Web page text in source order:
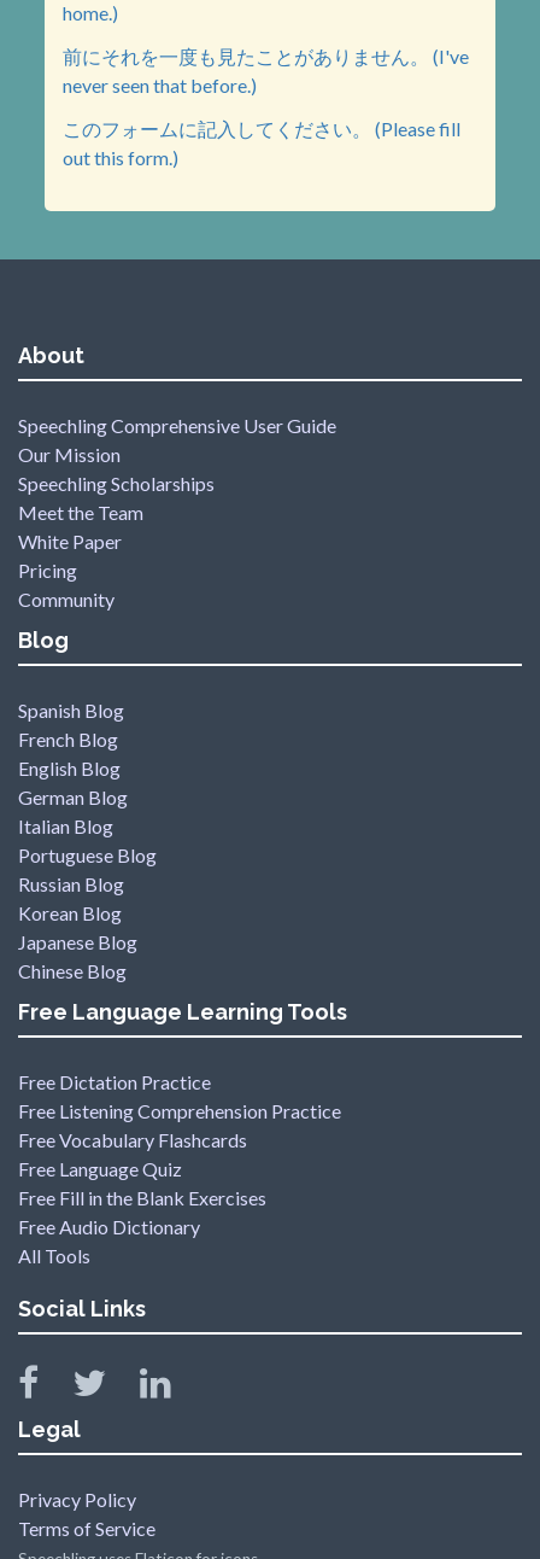
home.)
前にそれを一度も見たことがありません。 (I've
never seen that before.)
このフォームに記入してください。 (Please fill
out this form.)
About
Speechling Comprehensive User Guide
Our Mission
Speechling Scholarships
Meet the Team
White Paper
Pricing
Community
Blog
Spanish Blog
French Blog
English Blog
German Blog
Italian Blog
Portuguese Blog
Russian Blog
Korean Blog
Japanese Blog
Chinese Blog
Free Language Learning Tools
Free Dictation Practice
Free Listening Comprehension Practice
Free Vocabulary Flashcards
Free Language Quiz
Free Fill in the Blank Exercises
Free Audio Dictionary
All Tools
Social Links
Legal
Privacy Policy
Terms of Service